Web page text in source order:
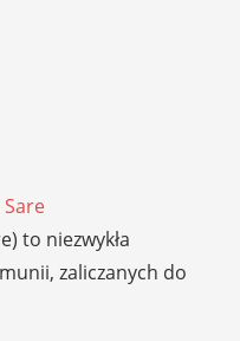
to niezwykła
zaliczanych do